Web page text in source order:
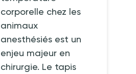
corporelle chez les
animaux
anesthésiés est un
enjeu majeur en
chirurgie. Le tapis